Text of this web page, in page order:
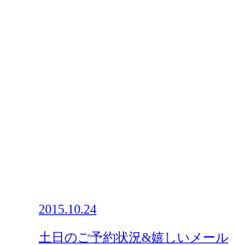
2015.10.24
土日のご予約状況&嬉しいメール